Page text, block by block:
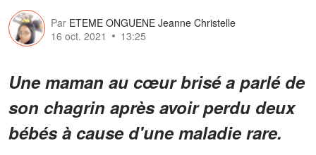
Par ETEME ONGUENE Jeanne Christelle
16 oct. 2021
13:25
Une maman au cœur brisé a parlé de
son chagrin après avoir perdu deux
bébés à cause d'une maladie rare.